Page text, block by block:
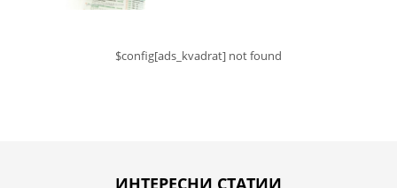
$config[ads_kvadrat] not found